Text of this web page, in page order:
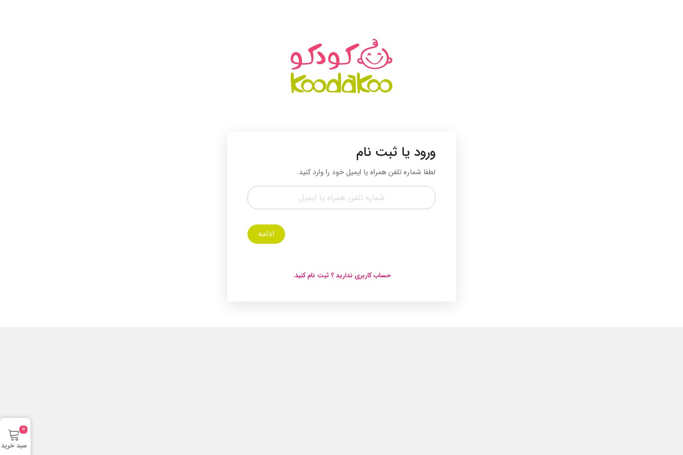
ورود یا ثبت نام
لطفا شماره تلفن همراه یا ایمیل خود را وارد کنید.
ادامه
حساب کاربری ندارید ؟ ثبت نام کنید.
سبد خرید
0